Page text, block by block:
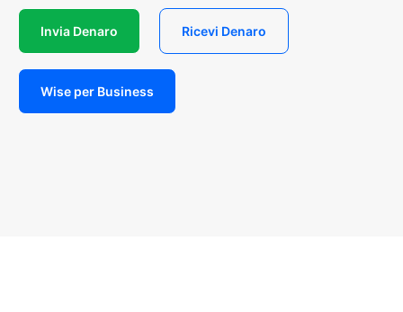
Invia Denaro Ricevi Denaro
Wise per Business